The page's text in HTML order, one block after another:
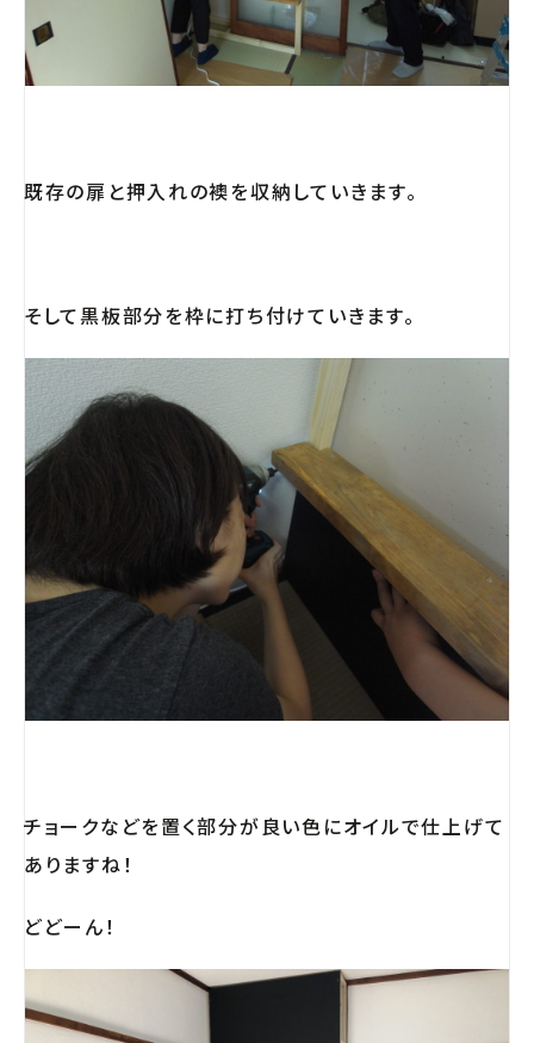
既存の扉と押入れの襖を収納していきます。
そして黒板部分を枠に打ち付けていきます。
チョークなどを置く部分が良い色にオイルで仕上げて
ありますね！
どどーん！